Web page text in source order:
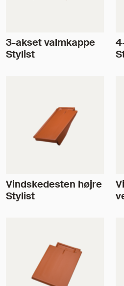
3-akset valmkappe
Stylist
Vindskedesten højre
Stylist